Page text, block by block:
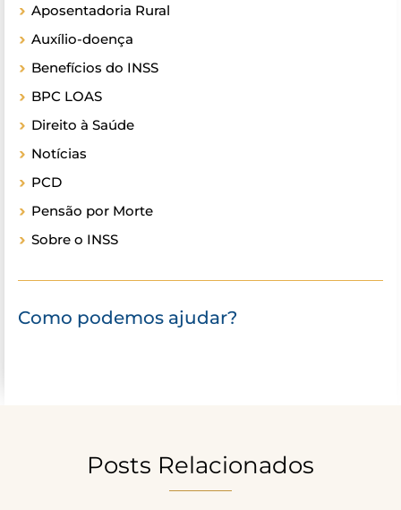
Aposentadoria Rural
Auxílio-doença
Benefícios do INSS
BPC LOAS
Direito à Saúde
Notícias
PCD
Pensão por Morte
Sobre o INSS
Como podemos ajudar?
Posts Relacionados